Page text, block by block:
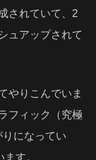
されていて、2
ュアップされて
やりこんでいま
フィック（究極
になってい
す。